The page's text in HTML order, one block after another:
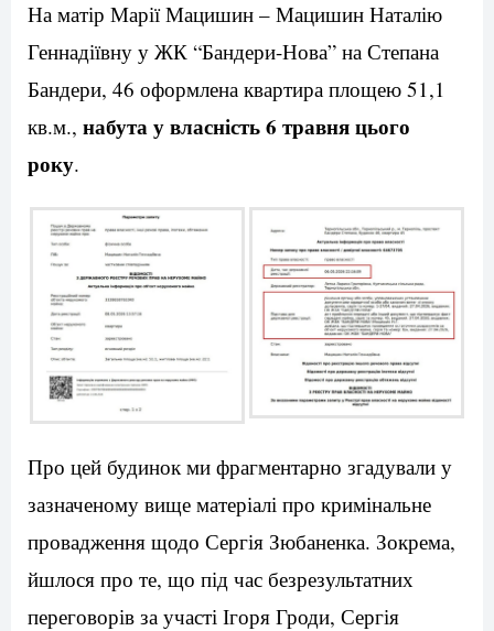
На матір Марії Мацишин – Мацишин Наталію
Геннадіївну у ЖК “Бандери-Нова” на Степана
Бандери, 46 оформлена квартира площею 51,1
кв.м., набута у власність 6 травня цього
року.
Про цей будинок ми фрагментарно згадували у
зазначеному вище матеріалі про кримінальне
провадження щодо Сергія Зюбаненка. Зокрема,
йшлося про те, що під час безрезультатних
переговорів за участі Ігоря Гроди, Сергія